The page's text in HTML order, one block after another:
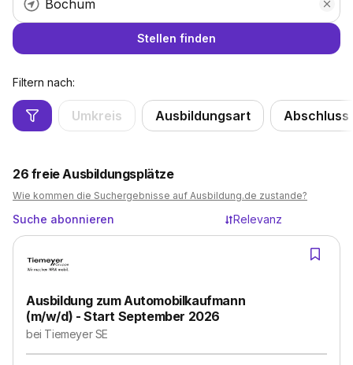
Stellen finden
Filtern nach:
Umkreis Ausbildungsart Abschluss
26 freie Ausbildungsplätze
Wie kommen die Suchergebnisse auf Ausbildung.de zustande?
Suche abonnieren Relevanz
Ausbildung zum Automobilkaufmann
(m/w/d) - Start September 2026
bei Tiemeyer SE